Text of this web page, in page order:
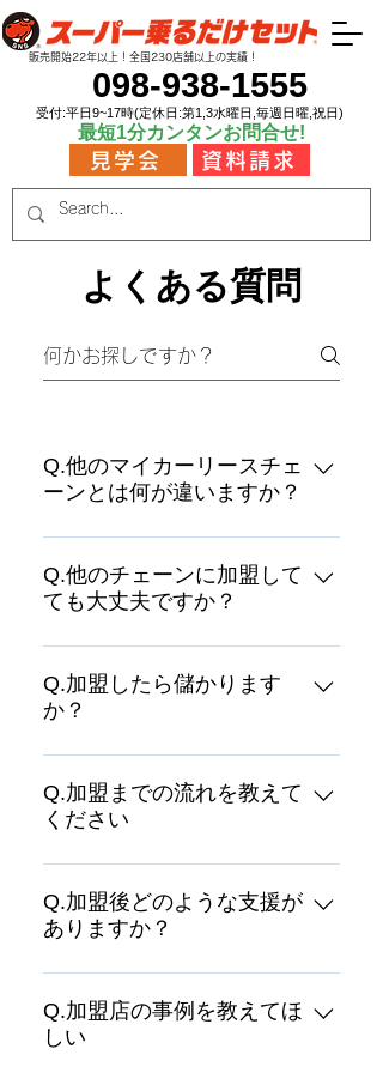
098-938-1555
販売開始22年以上！​全国230店舗以上の実績！
​最短1分カンタンお問合せ!
見学会 資料請求
受付:平日9~17時(定休日:第1,3水曜日,毎週日曜,祝日)
よくある質問
Q.他のマイカーリースチェ
ーンとは何が違いますか？
A.販売開始から20年を超えている
チェーンはスーパー乗るだけセッ
トだけです。 その結果、販売から
これらのノウハウは研修や個別ご
支援などの場を通じてメンバー様
組になっているため、残価設定、
延長保証が標準付帯であるなど、
クルマのプロである整備工場が考
案したメンテンナンス設計になっ
ております。 ご契約のお客様の中
には、既にスーパー乗るだけセッ
トが４回という方もいらっしゃい
ます。
Q.他のチェーンに加盟して
ても大丈夫ですか？
A.基本的には他のカーリースチェ
ーンに加盟されている場合、スー
パー乗るだけセットの加盟はでき
Q.加盟したら儲かります
か？
A.西自動車商会で販売開始して20
年超えの歴史があり、この商品の
お陰で成長させてもらったと実感
取りんでおられる経営者のメンバ
ー様は実績がでております。
Q.加盟までの流れを教えて
ください
A.まずは、VC本部へご連絡頂き担
当者とお会い頂き、現在の経営状
況や今後の展望などをお聞かせく
たら、ご契約へと進ませて頂きま
す。 実際の販売現場を見たい、と
Q.加盟後どのような支援が
ありますか？
A.各種研修を頻繁に開催しており
ます。 例えば、導入時に行う基礎
研修、販売開始後にはフォローア
Q.加盟店の事例を教えてほ
しい